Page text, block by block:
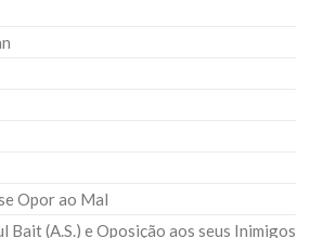
Opor ao Mal
Bait (A.S.) e Oposição aos seus Inimigos